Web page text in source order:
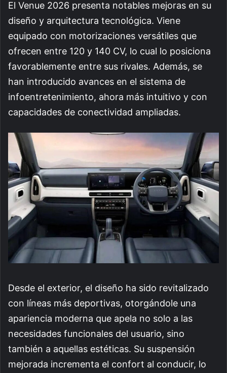
El Venue 2026 presenta notables mejoras en su
diseño y arquitectura tecnológica. Viene
equipado con motorizaciones versátiles que
ofrecen entre 120 y 140 CV, lo cual lo posiciona
favorablemente entre sus rivales. Además, se
han introducido avances en el sistema de
infoentretenimiento, ahora más intuitivo y con
capacidades de conectividad ampliadas.
Desde el exterior, el diseño ha sido revitalizado
con líneas más deportivas, otorgándole una
apariencia moderna que apela no solo a las
necesidades funcionales del usuario, sino
también a aquellas estéticas. Su suspensión
mejorada incrementa el confort al conducir, lo